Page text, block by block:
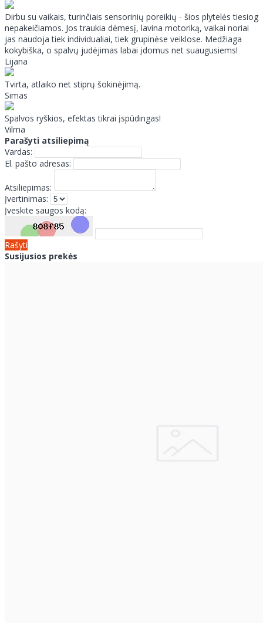
Dirbu su vaikais, turinčiais sensorinių poreikių - šios plytelės tiesiog
nepakeičiamos. Jos traukia dėmesį, lavina motoriką, vaikai noriai
jas naudoja tiek individualiai, tiek grupinėse veiklose. Medžiaga
kokybiška, o spalvų judėjimas labai įdomus net suaugusiems!
Lijana
Tvirta, atlaiko net stiprų šokinėjimą.
Simas
Spalvos ryškios, efektas tikrai įspūdingas!
Vilma
Parašyti atsiliepimą
Vardas:
El. pašto adresas:
Atsiliepimas:
Įvertinimas:
Įveskite saugos kodą:
Rašyti
Susijusios prekės